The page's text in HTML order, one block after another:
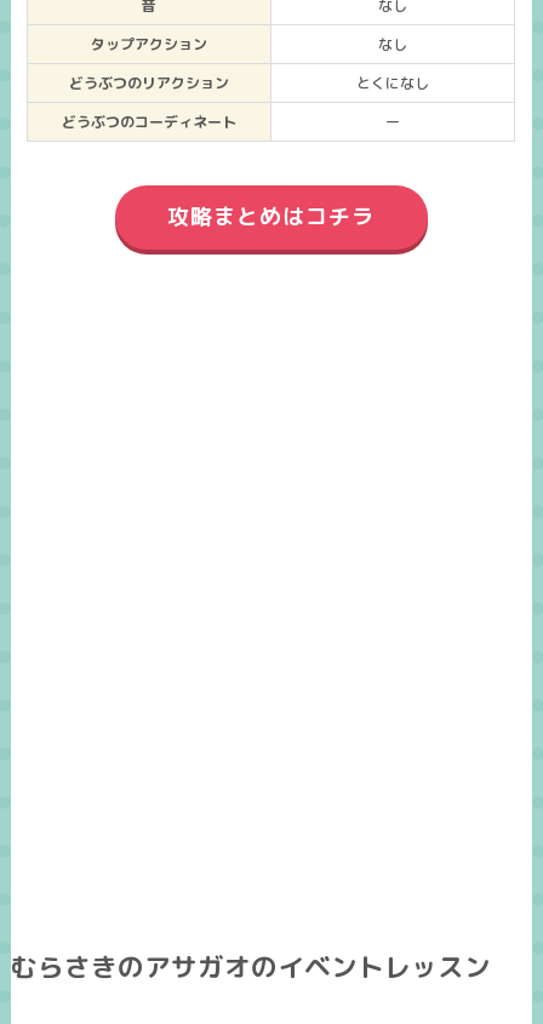
音
なし
タップアクション
なし
どうぶつのリアクション
とくになし
どうぶつのコーディネート
ー
攻略まとめはコチラ
むらさきのアサガオのイベントレッスン